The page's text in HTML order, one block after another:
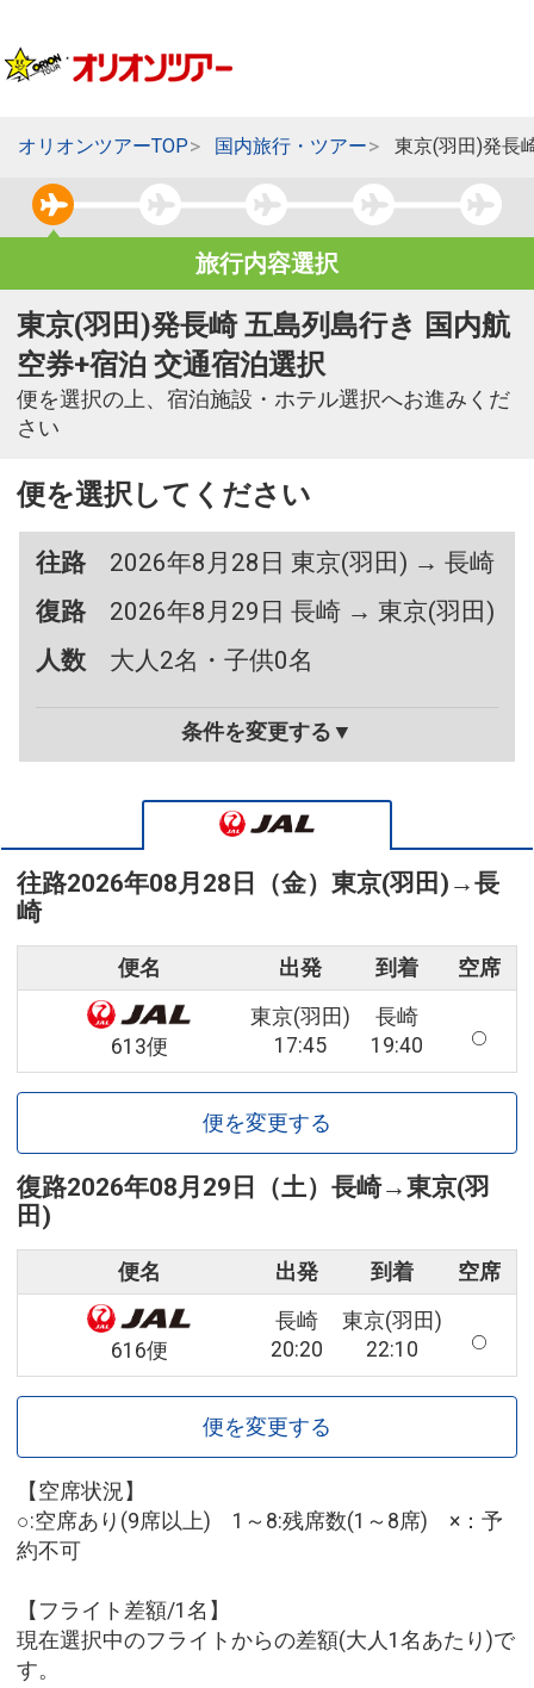
オリオンツアーTOP 国内旅行・ツアー 東京(羽田)発長
旅行内容選択
東京(羽田)発長崎 五島列島行き 国内航
空券+宿泊 交通宿泊選択
便を選択の上、宿泊施設・ホテル選択へお進みくだ
さい
便を選択してください
往路
2026年8月28日 東京(羽田) → 長崎
復路
2026年8月29日 長崎 → 東京(羽田)
人数
大人2名・子供0名
条件を変更する▼
往路2026年08月28日（金） 東京(羽田) →長
崎
便名 出発 到着 空席
613便
東京(羽田)
17:45
長崎
19:40
便を変更する
復路2026年08月29日（土） 長崎→東京(羽
田)
便名 出発 到着 空席
616便
長崎
20:20
東京(羽田)
22:10
便を変更する
【空席状況】
○:空席あり(9席以上) 1～8:残席数(1～8席) ×：予
約不可
【フライト差額/1名】
現在選択中のフライトからの差額(大人1名あたり)で
す。